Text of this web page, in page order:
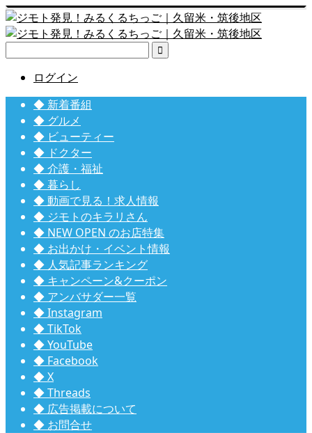

ログイン
◆ 新着番組
◆ グルメ
◆ ビューティー
◆ ドクター
◆ 介護・福祉
◆ 暮らし
◆ 動画で見る！求人情報
◆ ジモトのキラリさん
◆ NEW OPEN のお店特集
◆ お出かけ・イベント情報
◆ 人気記事ランキング
◆ キャンペーン&クーポン
◆ アンバサダー一覧
◆ Instagram
◆ TikTok
◆ YouTube
◆ Facebook
◆ X
◆ Threads
◆ 広告掲載について
◆ お問合せ